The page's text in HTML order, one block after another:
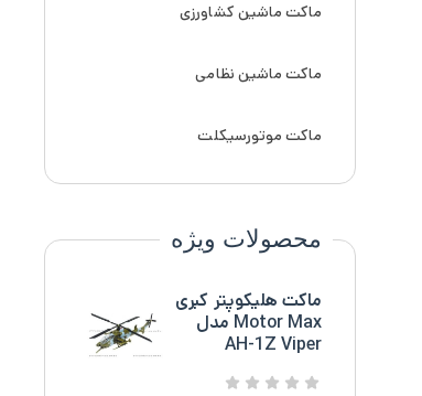
ماکت ماشین کشاورزی
ماکت ماشین نظامی
ماکت موتورسیکلت
محصولات ویژه
ماکت هلیکوپتر کبری
Motor Max مدل
AH-1Z Viper